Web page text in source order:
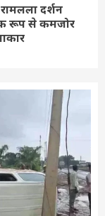
दर्शन
रूप से कमजोर